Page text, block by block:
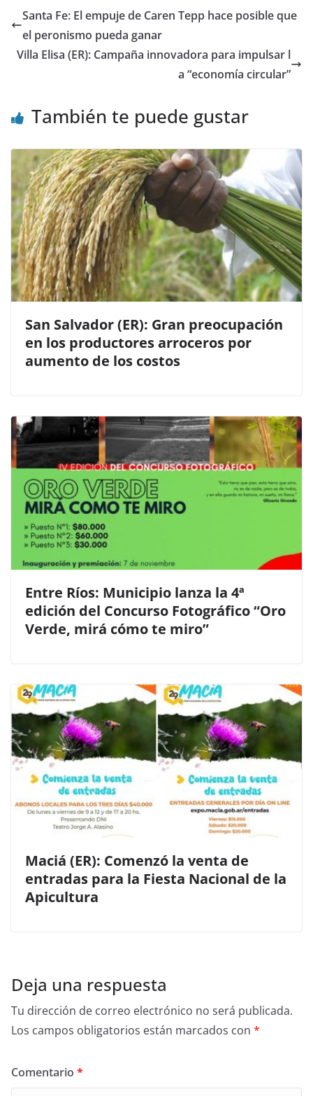
e
b
o
er s
A
p
p
tir
Santa Fe: El empuje de Caren Tepp hace posible que
el peronismo pueda ganar
Villa Elisa (ER): Campaña innovadora para impulsar l
a “economía circular”
También te puede gustar
San Salvador (ER): Gran preocupación
en los productores arroceros por
aumento de los costos
Entre Ríos: Municipio lanza la 4ª
edición del Concurso Fotográfico “Oro
Verde, mirá cómo te miro”
Maciá (ER): Comenzó la venta de
entradas para la Fiesta Nacional de la
Apicultura
Deja una respuesta
Tu dirección de correo electrónico no será publicada.
Los campos obligatorios están marcados con *
Comentario *